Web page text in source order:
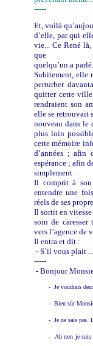
-----
Et, voilà
d’elle, par qui
vie... Ce René
que
quelqu’un a
Subitement, elle
perturber
quitter cette
rendraient son
elle se retrouvait
nouveau dans le
plus loin
cette mémoire
d’années ; afin
espérance ; afin
simplement .
Il comprit à son
entendre une
réels de ses
Il sortit en
soin de
vers l’agence de
Il entra et dit :
- S’il vous plait ...
-----
- Bonjour
- Je voudrais
- Bien sûr
- Je ne sais
- Ah non je suis